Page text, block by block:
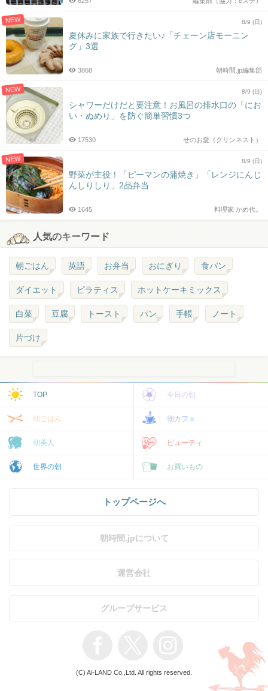
NEW 8/9 (日)
夏休みに家族で行きたい♪「チェーン店モーニン
グ」3選
朝時間.jp編集部
3868
NEW 8/9 (日)
シャワーだけだと要注意！お風呂の排水口の「にお
い・ぬめり」を防ぐ簡単習慣3つ
せのお愛（クリンネスト）
17530
NEW 8/9 (日)
野菜が主役！「ピーマンの蒲焼き」「レンジにんじ
んしりしり」2品弁当
料理家 かめ代。
1645
人気のキーワード
朝ごはん 英語 お弁当 おにぎり 食パン
ダイエット ピラティス ホットケーキミックス
白菜 豆腐 トースト パン 手帳 ノート
片づけ
TOP 今日の朝
朝ごはん 朝カフェ
朝美人 ビューティ
世界の朝 お買いもの
トップページへ
朝時間.jpについて
運営会社
グループサービス
(C) Ai-LAND Co.,Ltd. All rights reserved.